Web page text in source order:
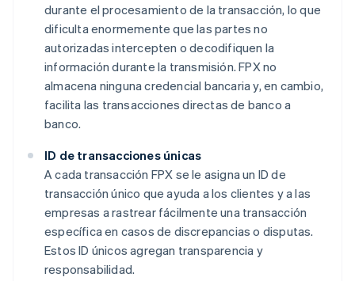
durante el procesamiento de la transacción, lo que
dificulta enormemente que las partes no
autorizadas intercepten o decodifiquen la
información durante la transmisión. FPX no
almacena ninguna credencial bancaria y, en cambio,
facilita las transacciones directas de banco a
banco.
ID de transacciones únicas
A cada transacción FPX se le asigna un ID de
transacción único que ayuda a los clientes y a las
empresas a rastrear fácilmente una transacción
específica en casos de discrepancias o disputas.
Estos ID únicos agregan transparencia y
responsabilidad.